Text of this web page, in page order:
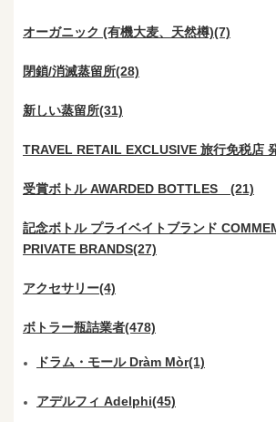
オーガニック (有機大麦、天然樽)(7)
閉鎖/消滅蒸留所(28)
新しい蒸留所(31)
TRAVEL RETAIL EXCLUSIVE 旅行免税店
受賞ボトル AWARDED BOTTLES (21)
記念ボトル プライベイトブランド
PRIVATE BRANDS(27)
アクセサリー(4)
ボトラー瓶詰業者(478)
ドラム・モール Dràm Mòr(1)
アデルフィ Adelphi(45)